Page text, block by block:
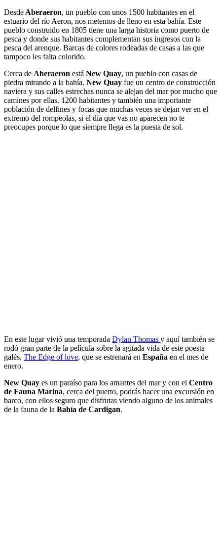
Desde Aberaeron, un pueblo con unos 1500 habitantes en el
estuario del río Aeron, nos metemos de lleno en esta bahía. Este
pueblo construido en 1805 tiene una larga historia como puerto de
pesca y donde sus habitantes complementan sus ingresos con la
pesca del arenque. Barcas de colores rodeadas de casas a las que
tampoco les falta colorido.
Cerca de Aberaeron está New Quay, un pueblo con casas de
piedra mirando a la bahía. New Quay fue un centro de construcción
naviera y sus calles estrechas nunca se alejan del mar por mucho que
camines por ellas. 1200 habitantes y también una importante
población de delfines y focas que muchas veces se dejan ver en el
extremo del rompeolas, si el día que vas no aparecen no te
preocupes porque lo que siempre llega es la puesta de sol.
En este lugar vivió una temporada Dylan Thomas y aquí también se
rodó gran parte de la película sobre la agitada vida de este poesta
galés, The Edge of love, que se estrenará en España en el mes de
enero.
New Quay es un paraíso para los amantes del mar y con el Centro
de Fauna Marina, cerca del puerto, podrás hacer una excursión en
barco, con ellos seguro que disfrutas viendo alguno de los animales
de la fauna de la Bahía de Cardigan.